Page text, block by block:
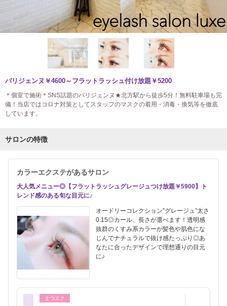
パリジェンヌ￥4600～フラットラッシュ付け放題￥5200
＊個室で施術＊SNS話題のパリジェンヌ★北方駅から徒歩5分！無料駐車場も完
備！当店ではコロナ対策としてスタッフのマスクの着用・消毒・換気等を徹底
しています。
サロンの特徴
カラーエクステがあるサロン
大人気メニュー◎【フラットラッシュグレージュつけ放題￥5900】ト
レンド感のある旬な目元に♪
オードリーコレクション”グレージュ”太さ
0.15◎カール、長さが選べます！透明感
抜群のくすみ系カラーが髪色や肌色にな
じんでナチュラルで抜け感たっぷり◎あ
なたに合ったデザインで理想通りの目元
に♪
まつエク